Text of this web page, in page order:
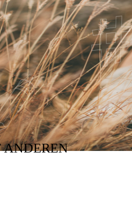
HET